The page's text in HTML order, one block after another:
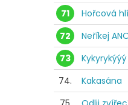
71
Hořcová
72
Neříkej
73
Kykyrykýýý
74.
Kakasána